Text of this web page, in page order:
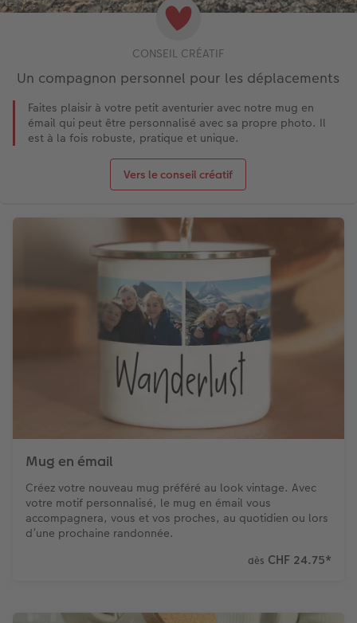
CONSEIL CRÉATIF
Un compagnon personnel pour les déplacements
Faites plaisir à votre petit aventurier avec notre mug en
émail qui peut être personnalisé avec sa propre photo. Il
est à la fois robuste, pratique et unique.
Vers le conseil créatif
Mug en émail
Créez votre nouveau mug préféré au look vintage. Avec
votre motif personnalisé, le mug en émail vous
accompagnera, vous et vos proches, au quotidien ou lors
d’une prochaine randonnée.
dès CHF 24.75*